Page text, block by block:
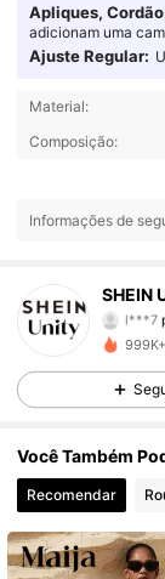
Apliques,
adicionam uma
elevando o design.
Ajuste Regular:
Material:
Composição:
Informações de
SHEIN
4,81
x***8
4,81
4,81
4,81
Você Também
Recomendar